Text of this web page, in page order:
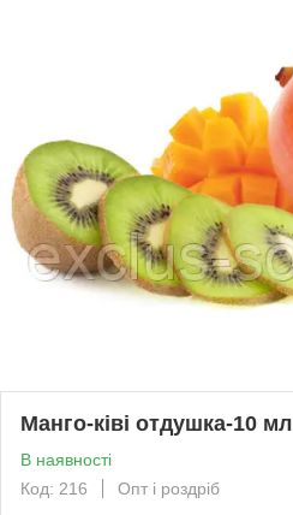
Манго-ківі отдушка-10 мл
В наявності
Код: 216
Опт і роздріб